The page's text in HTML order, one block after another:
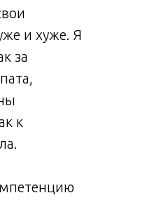
и хуже. Я
за
к